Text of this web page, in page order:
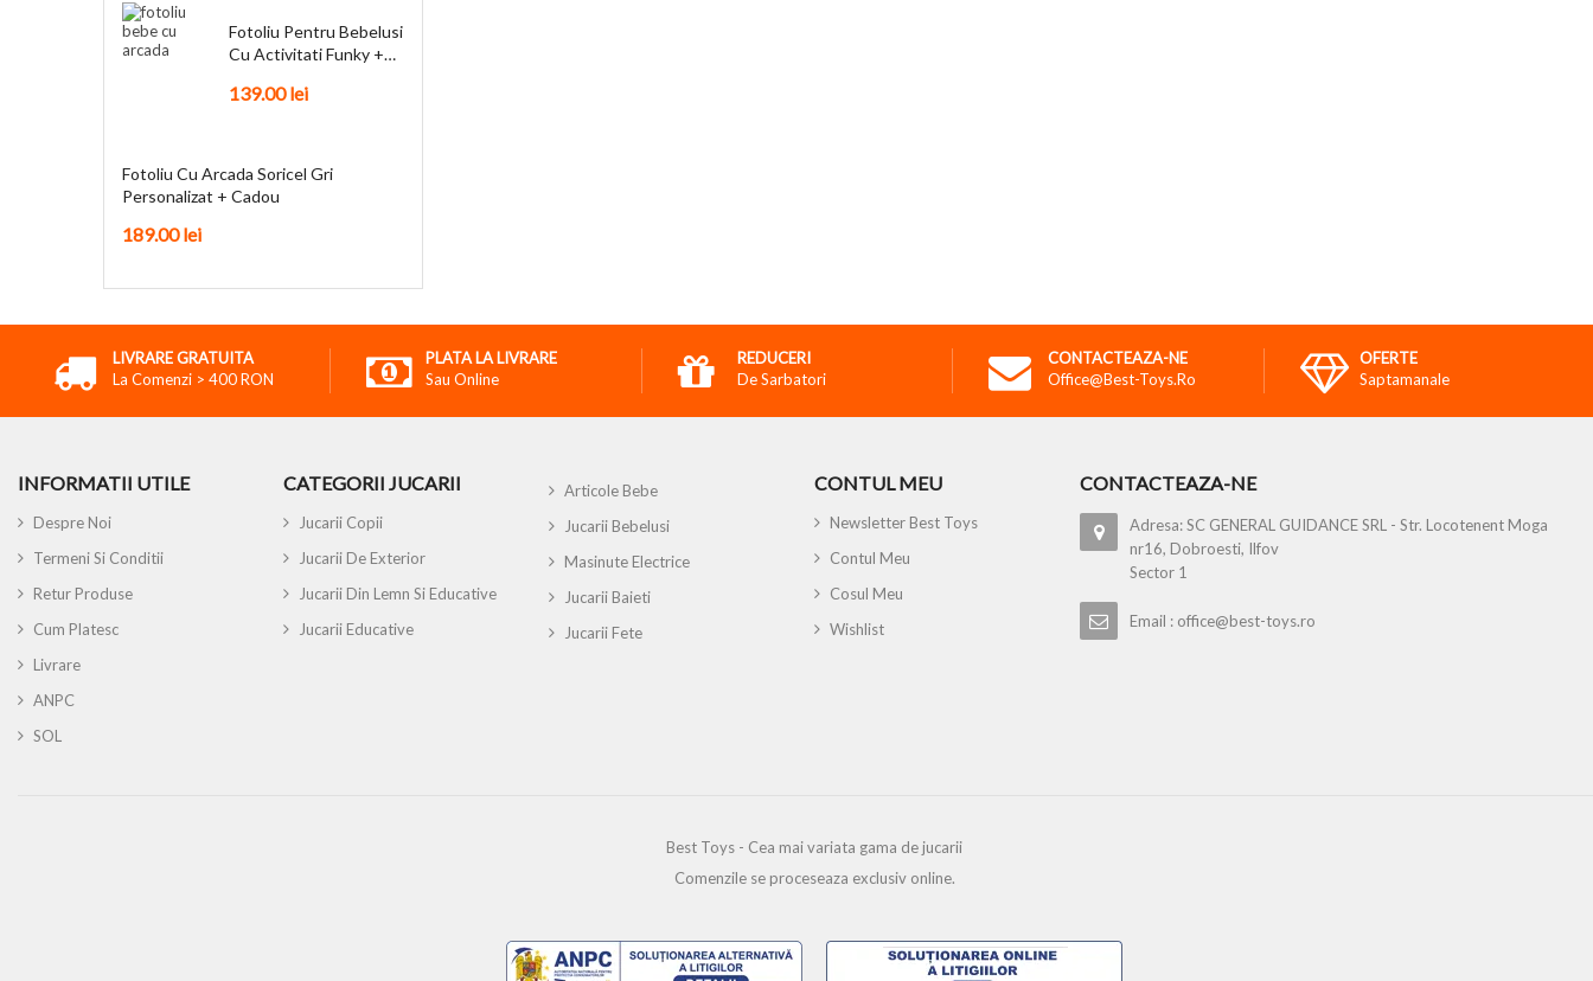
Fotoliu Pentru Bebelusi
Cu Activitati Funky +
139.00lei
Fotoliu Cu Arcada Soricel Gri
Personalizat + Cadou
189.00lei
LIVRARE GRATUITA
La Comenzi > 400 RON
PLATA LA LIVRARE
Sau Online
REDUCERI
De Sarbatori
CONTACTEAZA-NE
Office@best-Toys.ro
OFERTE
Saptamanale
INFORMATII UTILE
Despre Noi
Termeni Si Conditii
Retur Produse
Cum Platesc
Livrare
ANPC
SOL
CATEGORII JUCARII
Jucarii Copii
Jucarii De Exterior
Jucarii Din Lemn Si Educative
Jucarii Educative
Articole Bebe
Jucarii Bebelusi
Masinute Electrice
Jucarii Baieti
Jucarii Fete
CONTUL MEU
Newsletter Best Toys
Contul Meu
Cosul Meu
Wishlist
CONTACTEAZA-NE
Adresa: SC GENERAL GUIDANCE SRL - Str. Locotenent Moga
nr16, Dobroesti, Ilfov
Sector 1
Email : office@best-toys.ro
Best Toys - Cea mai variata gama de jucarii
Comenzile se proceseaza exclusiv online.